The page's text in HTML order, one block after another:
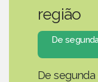
região
De
De